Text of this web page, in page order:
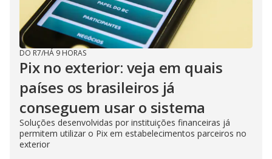
DO R7/HÁ 9 HORAS
Pix no exterior: veja em quais
países os brasileiros já
conseguem usar o sistema
Soluções desenvolvidas por instituições financeiras já
permitem utilizar o Pix em estabelecimentos parceiros no
exterior